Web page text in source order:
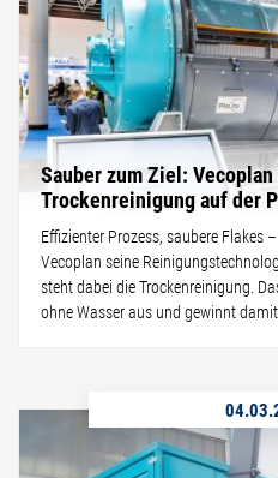
Sauber zum Ziel:
Trockenreinigung auf der
Effizienter Prozess, saubere Flakes
Vecoplan seine
steht dabei die Trockenreinigung.
ohne Wasser aus und gewinnt